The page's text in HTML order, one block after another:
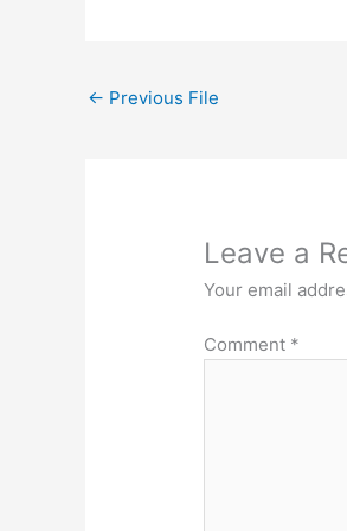
← Previous File
Leave a
Your email
Comment *